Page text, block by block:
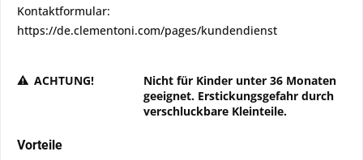
Kontaktformular:
https://de.clementoni.com/pages/kundendienst
ACHTUNG!
Nicht für Kinder unter 36 Monaten
geeignet. Erstickungsgefahr durch
verschluckbare Kleinteile.
Vorteile